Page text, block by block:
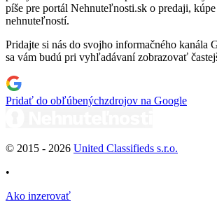
píše pre portál Nehnuteľnosti.sk o predaji, kúpe
nehnuteľností.
Pridajte si nás do svojho informačného kanála
sa vám budú pri vyhľadávaní zobrazovať
Pridať do obľúbenýchzdrojov na Google
© 2015 - 2026 United Classifieds s.r.o.
•
Ako inzerovať